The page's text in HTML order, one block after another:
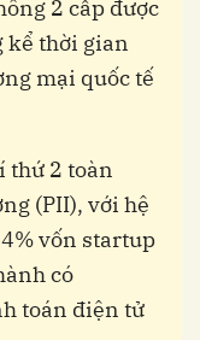
2 cấp được
kể thời gian
mại quốc tế
thứ 2 toàn
(PII), với hệ
vốn startup
có
toán điện tử